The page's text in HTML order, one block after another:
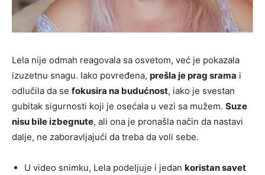
Lela nije odmah reagovala sa osvetom, već je pokazala
izuzetnu snagu. Iako povređena, prešla je prag srama i
odlučila da se fokusira na budućnost, iako je svestan
gubitak sigurnosti koji je osećala u vezi sa mužem. Suze
nisu bile izbegnute, ali ona je pronašla način da nastavi
dalje, ne zaboravljajući da treba da voli sebe.
U video snimku, Lela podeljuje i jedan koristan savet